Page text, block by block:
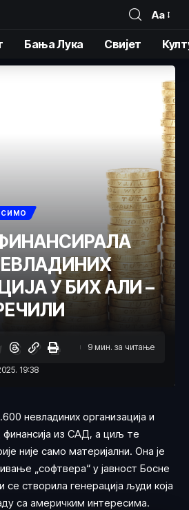
Аа
Бања Лука Свијет
У БИХ АЛИ –
19:38
9 мин. за читање
невладиних организација и
финансија из САД, а циљ те
није само материјални. Она је
„софтвера“ у јавност Босне
се створила генерација људи која
са америчким интересима.